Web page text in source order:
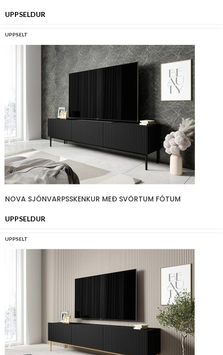
UPPSELDUR
UPPSELT
NOVA SJÓNVARPSSKENKUR MEÐ SVÖRTUM FÓTUM
UPPSELDUR
UPPSELT